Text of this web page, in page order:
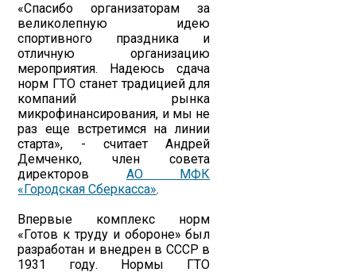
«Спасибо организаторам за
великолепную идею
спортивного праздника и
отличную организацию
мероприятия. Надеюсь сдача
норм ГТО станет традицией для
компаний рынка
микрофинансирования, и мы не
раз еще встретимся на линии
старта», - считает Андрей
Демченко, член совета
директоров АО МФК
«Городская Сберкасса».
Впервые комплекс норм
«Готов к труду и обороне» был
разработан и внедрен в СССР в
1931 году. Нормы ГТО